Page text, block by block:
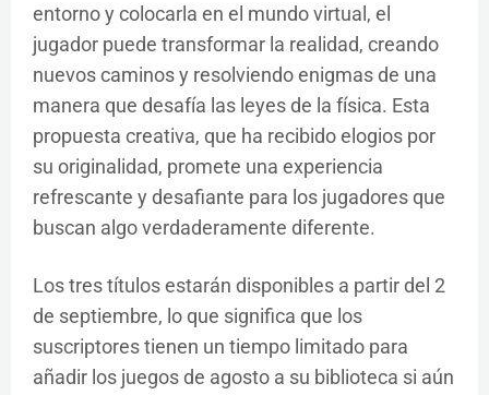
entorno y colocarla en el mundo virtual, el
jugador puede transformar la realidad, creando
nuevos caminos y resolviendo enigmas de una
manera que desafía las leyes de la física. Esta
propuesta creativa, que ha recibido elogios por
su originalidad, promete una experiencia
refrescante y desafiante para los jugadores que
buscan algo verdaderamente diferente.
Los tres títulos estarán disponibles a partir del 2
de septiembre, lo que significa que los
suscriptores tienen un tiempo limitado para
añadir los juegos de agosto a su biblioteca si aún